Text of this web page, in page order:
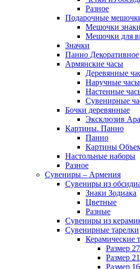
Разное
Подарочные
Мешочки
Мешочки для
Значки
Панно Декоративное
Армянские часы
Деревянные
Наручные часы
Настенные
Сувенирные
Бочки деревянные
Эксклюзив
Картины. Панно
Панно
Картины
Настольные наборы
Разное
Сувениры – Армения
Сувениры из
Знаки Зодиака
Цветные
Разные
Сувениры из
Сувенирные тарелки
Керамические
Размер
Размер
Размер